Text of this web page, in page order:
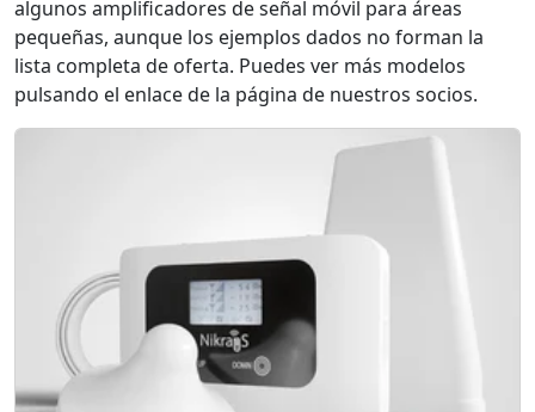
algunos amplificadores de señal móvil para áreas
pequeñas, aunque los ejemplos dados no forman la
lista completa de oferta. Puedes ver más modelos
pulsando el enlace de la página de nuestros socios.